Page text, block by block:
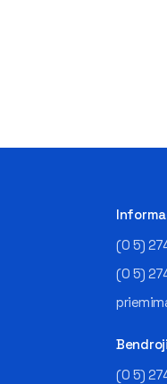
(0 5)
(0 5)
(0 5)